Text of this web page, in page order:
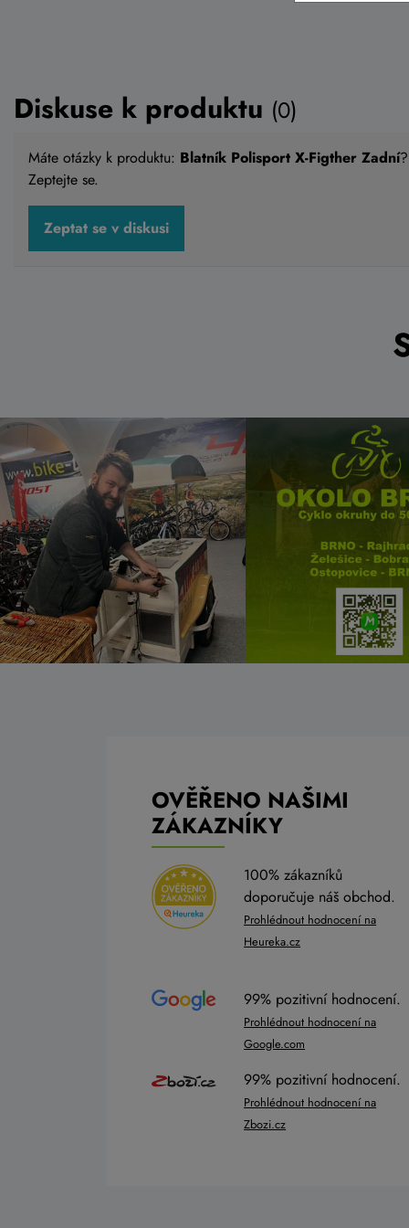
Blatník Polisport X-Figther Zadní
Diskuse k produktu (0)
Máte otázky k produktu: Blatník Polisport X-Figther Zadní?
Zeptejte se.
Zeptat se v diskusi
OVĚŘENO NAŠIMI
ZÁKAZNÍKY
100% zákazníků
doporučuje náš obchod.
Prohlédnout hodnocení na
Heureka.cz
99% pozitivní hodnocení.
Prohlédnout hodnocení na
Google.com
99% pozitivní hodnocení.
Prohlédnout hodnocení na
Zbozi.cz